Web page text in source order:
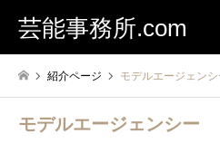
芸能事務所.com
紹介ページ モデルエージェンシ
モデルエージェンシー